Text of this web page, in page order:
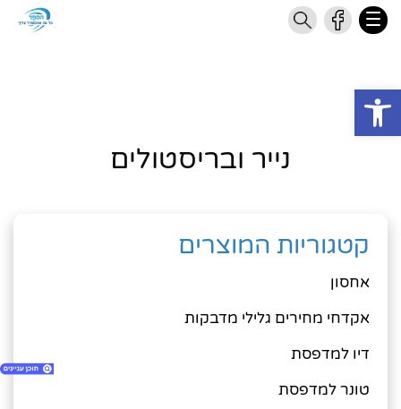
Open toolbar
נייר ובריסטולים
קטגוריות המוצרים
אחסון
אקדחי מחירים גלילי מדבקות
דיו למדפסת
טונר למדפסת